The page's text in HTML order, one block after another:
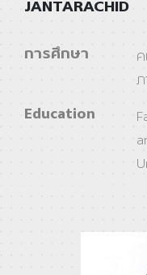
JANTARACHID
การศึกษา
Education